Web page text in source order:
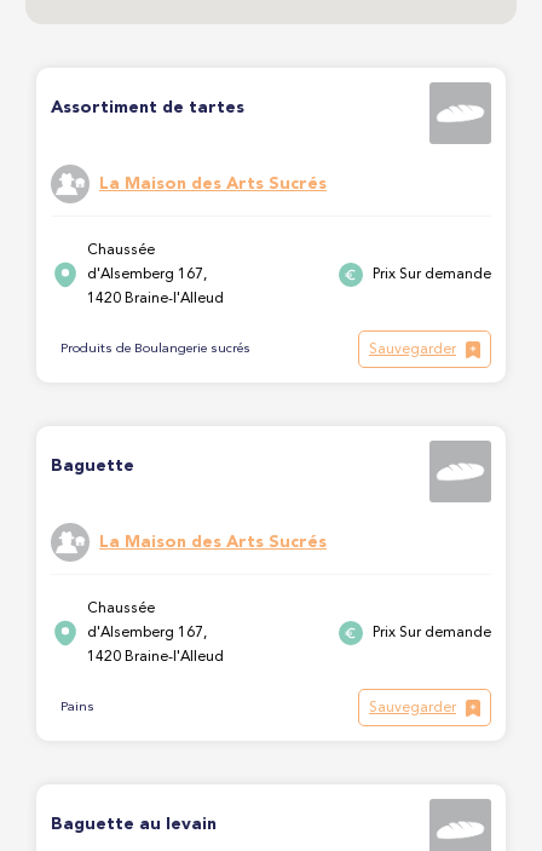
Assortiment de tartes
La Maison des Arts Sucrés
Chaussée
d'Alsemberg 167,
1420 Braine-l'Alleud
Prix Sur demande
Produits de Boulangerie sucrés Sauvegarder
Baguette
La Maison des Arts Sucrés
Chaussée
d'Alsemberg 167,
1420 Braine-l'Alleud
Prix Sur demande
Pains Sauvegarder
Baguette au levain